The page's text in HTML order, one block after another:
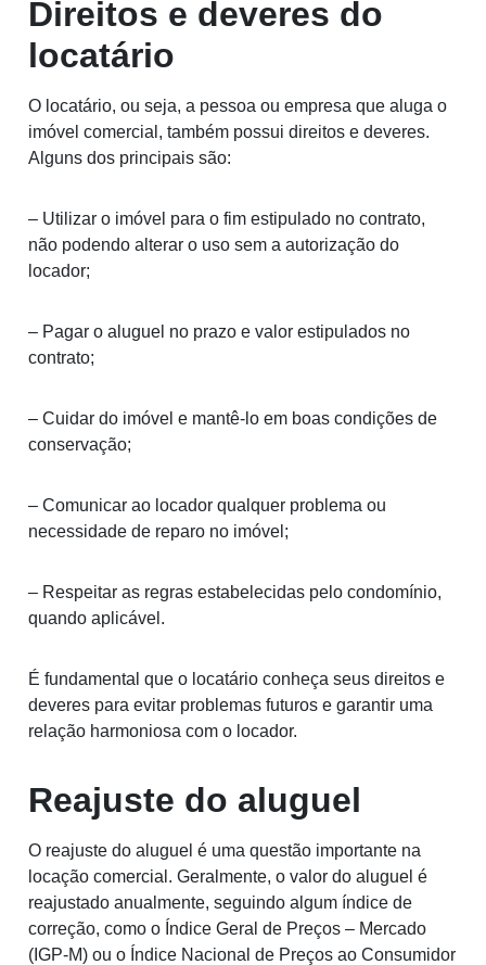
Direitos e deveres do
locatário
O locatário, ou seja, a pessoa ou empresa que aluga o
imóvel comercial, também possui direitos e deveres.
Alguns dos principais são:
– Utilizar o imóvel para o fim estipulado no contrato,
não podendo alterar o uso sem a autorização do
locador;
– Pagar o aluguel no prazo e valor estipulados no
contrato;
– Cuidar do imóvel e mantê-lo em boas condições de
conservação;
– Comunicar ao locador qualquer problema ou
necessidade de reparo no imóvel;
– Respeitar as regras estabelecidas pelo condomínio,
quando aplicável.
É fundamental que o locatário conheça seus direitos e
deveres para evitar problemas futuros e garantir uma
relação harmoniosa com o locador.
Reajuste do aluguel
O reajuste do aluguel é uma questão importante na
locação comercial. Geralmente, o valor do aluguel é
reajustado anualmente, seguindo algum índice de
correção, como o Índice Geral de Preços – Mercado
(IGP-M) ou o Índice Nacional de Preços ao Consumidor